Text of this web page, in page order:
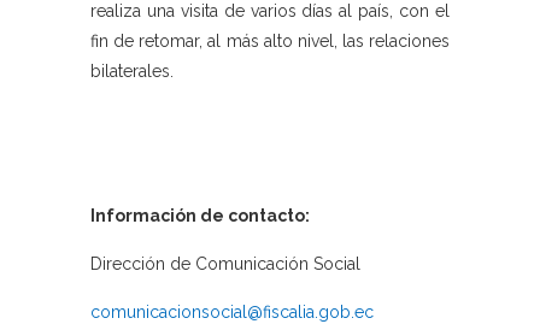
realiza una visita de varios días al país, con el
fin de retomar, al más alto nivel, las relaciones
bilaterales.
Información de contacto:
Dirección de Comunicación Social
comunicacionsocial@fiscalia.gob.ec